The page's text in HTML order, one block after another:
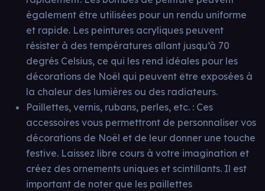
également être utilisées pour un rendu uniforme
et rapide. Les peintures acryliques peuvent
résister à des températures allant jusqu’à 70
degrés Celsius, ce qui les rend idéales pour les
décorations de Noël qui peuvent être exposées à
la chaleur des lumières ou des radiateurs.
Paillettes, vernis, rubans, perles, etc. : Ces
accessoires vous permettront de personnaliser vos
décorations de Noël et de leur donner une touche
festive. Laissez libre cours à votre imagination et
créez des ornements uniques et scintillants. Il est
important de noter que les paillettes